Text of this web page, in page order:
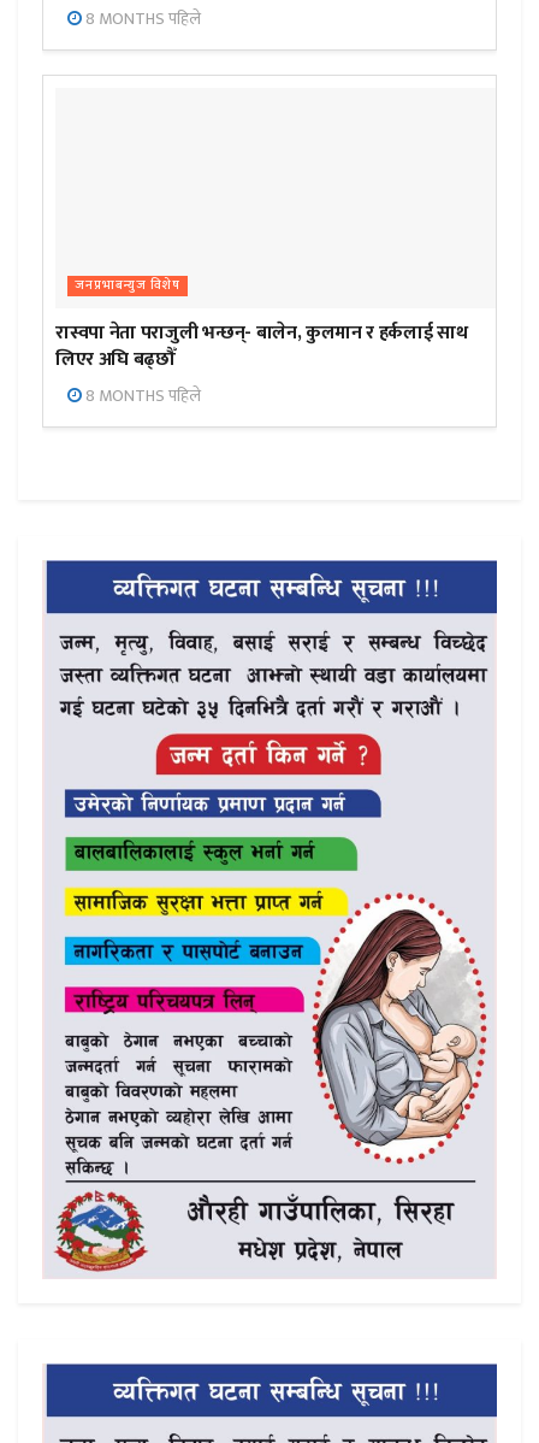
8 MONTHS पहिले
जनप्रभाबन्युज विशेष
रास्वपा नेता पराजुली भन्छन्- बालेन, कुलमान र हर्कलाई साथ
लिएर अघि बढ्छौँ
8 MONTHS पहिले